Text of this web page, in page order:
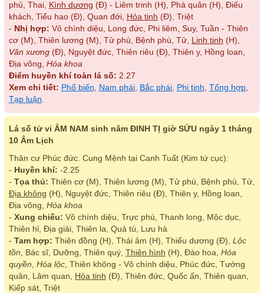
phủ, Thai, Kình dương (Đ) - Liêm trinh (H), Phá quân (H), Điếu
khách, Tiểu hao (Đ), Quan đới, Hỏa tinh (Đ), Triệt
- Nhị hợp: Vô chính diệu, Long đức, Phi liêm, Suy, Tuần - Thiên
cơ (M), Thiên lương (M), Tử phù, Bệnh phù, Tử, Linh tinh (H),
Văn xương(Đ), Nguyệt đức, Thiên riêu (Đ), Thiên y, Hồng loan,
Địa võng, Hóa khoa
Điểm huyền khí toàn lá số: 2.27
Xem chi tiết: Phổ biến, Nam phái, Bắc phái, Phi tinh, Tổng hợp,
Tạp luận.
Lá số tử vi ÂM NAM sinh năm ĐINH TỊ giờ SỬU ngày 1 tháng
10 Âm Lịch
Thân cư Phúc đức. Cung Mệnh tại Canh Tuất (Kim tứ cục):
- Huyền khí: -2.25
- Tọa thủ: Thiên cơ (M), Thiên lương (M), Tử phù, Bệnh phù, Tử,
Địa không (H), Nguyệt đức, Thiên riêu (Đ), Thiên y, Hồng loan,
Địa võng, Hóa khoa
- Xung chiếu: Vô chính diệu, Trực phù, Thanh long, Mộc dục,
Thiên hỉ, Địa giải, Thiên la, Quả tú, Lưu hà
- Tam hợp: Thiên đồng (H), Thái âm (H), Thiếu dương (Đ), Lộc
tồn , Bác sĩ, Dưỡng, Thiên quý, Thiên hình (H), Đào hoa, Hóa
quyền Hóa lộc, Thiên không - Vô chính diệu, Phúc đức, Tướng
quân, Lâm quan,
Hỏa tinh (Đ), Thiên đức, Quốc ấn, Thiên quan,
Kiếp sát, Triệt